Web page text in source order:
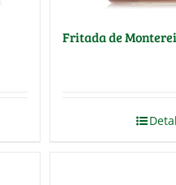
Fritada de Monterei